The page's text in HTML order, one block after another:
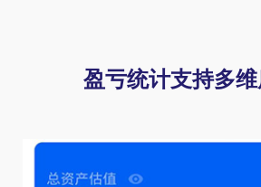
盈亏统计支持多